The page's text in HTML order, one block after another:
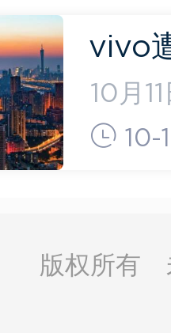
好服
vivo
应称
10月
于周
10-
版权所有